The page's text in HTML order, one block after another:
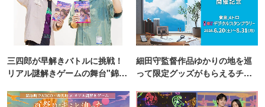
三四郎が早解きバトルに挑戦！
リアル謎解きゲームの舞台"錦糸
細田守監督作品ゆかりの地を巡
って限定グッズがもらえるチャ